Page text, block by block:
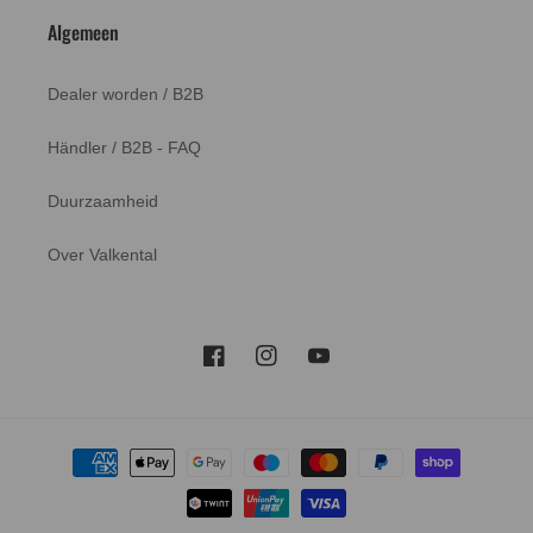
Algemeen
Dealer worden / B2B
Händler / B2B - FAQ
Duurzaamheid
Over Valkental
FacebookInstagramYouTube
Betaalmethoden